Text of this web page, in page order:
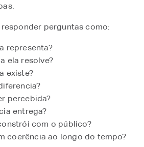
perguntas como:
representa?
ela resolve?
existe?
percebida?
entrega?
com o público?
coerência ao longo do tempo?